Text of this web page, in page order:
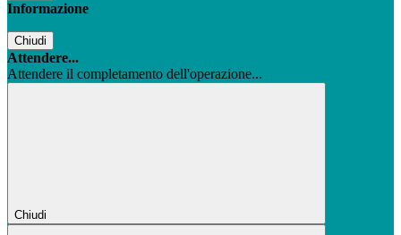
Informazione
Chiudi
Attendere...
Attendere il completamento dell'operazione...
Chiudi